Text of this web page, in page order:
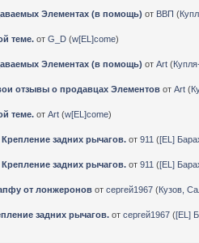
Элементах (в помощь) от ВВП (
теме. отG_D (w[EL]come)
Элементах (в помощь) отArt (
отзывы о продавцах Элементов отArt (
теме. отArt (w[EL]come)
задних рычагов. от911 ([EL]
задних рычагов. от911 ([EL]
от лонжеронов отсергей1967 (Кузов,
задних рычагов. отсергей1967 ([EL]